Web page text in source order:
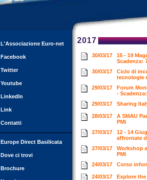
L'Associazione Euro-net
Facebook
Twitter
Youtube
LinkedIn
Link
Contatti
Europe Direct Basilicata
Dove ci trovi
Brochure
2017
30/03/17
15 - 19
Scadenza:
30/03/17
Ciclo di
tecnologie
29/03/17
Forum
-
29/03/17
Sharing
28/03/17
A SMAU
PMI
27/03/17
12 - 14
affrontate
27/03/17
Workshop
PMI
24/03/17
Corso
24/03/17 Explore